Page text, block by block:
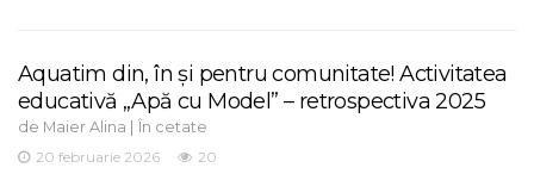
Aquatim din, în și pentru comunitate! Activitatea
educativă „Apă cu Model” – retrospectiva 2025
de Maier Alina | În cetate
20 februarie 2026
20